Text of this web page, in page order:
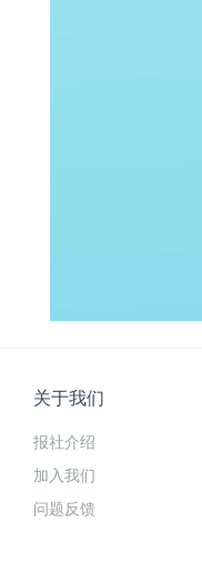
关于我们
报社介绍
加入我们
问题反馈